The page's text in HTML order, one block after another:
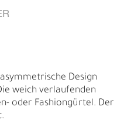
Design
weich verlaufenden
oder Fashiongürtel. Der